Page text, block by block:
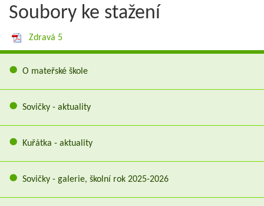
Soubory ke stažení
Zdravá 5
O mateřské škole
Sovičky - aktuality
Kuřátka - aktuality
Sovičky - galerie, školní rok 2025-2026